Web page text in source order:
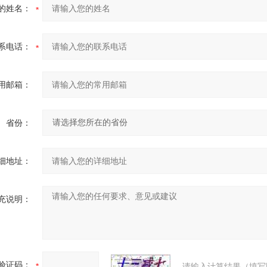
姓名：
电话：
邮箱：
省份：
地址：
说明：
证码：